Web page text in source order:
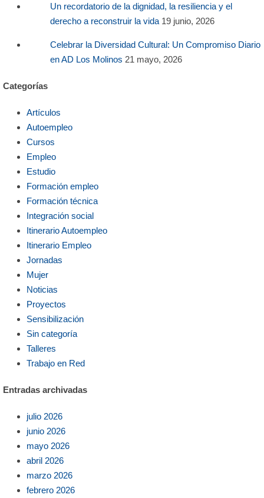
Un recordatorio de la dignidad, la resiliencia y el
derecho a reconstruir la vida 19 junio, 2026
Celebrar la Diversidad Cultural: Un Compromiso Diario
en AD Los Molinos 21 mayo, 2026
Categorías
Artículos
Autoempleo
Cursos
Empleo
Estudio
Formación empleo
Formación técnica
Integración social
Itinerario Autoempleo
Itinerario Empleo
Jornadas
Mujer
Noticias
Proyectos
Sensibilización
Sin categoría
Talleres
Trabajo en Red
Entradas archivadas
julio 2026
junio 2026
mayo 2026
abril 2026
marzo 2026
febrero 2026